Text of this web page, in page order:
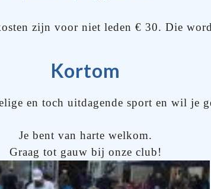
zijn voor niet leden € 30. Die
Kortom
en toch uitdagende sport en wil je
Je bent van harte welkom.
Graag tot gauw bij onze club!